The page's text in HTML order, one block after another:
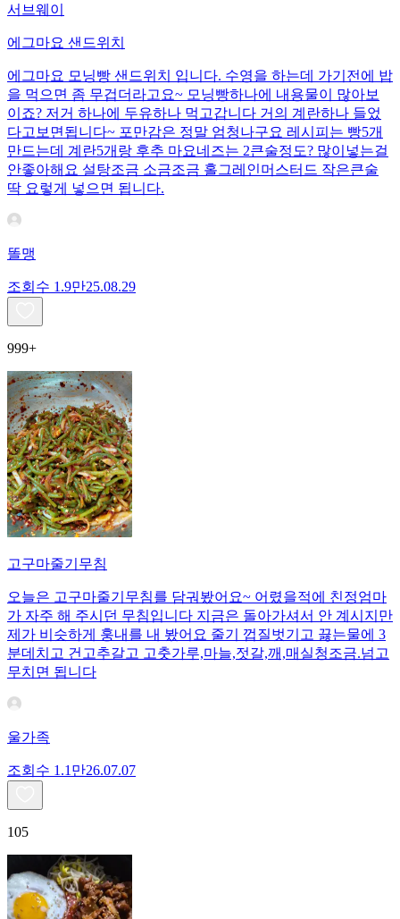
서브웨이
에그마요 샌드위치
에그마요 모닝빵 샌드위치 입니다. 수영을 하는데 가기전에 밥
을 먹으면 좀 무겁더라고요~ 모닝빵하나에 내용물이 많아보
이죠? 저거 하나에 두유하나 먹고갑니다 거의 계란하나 들었
다고보면됩니다~ 포만감은 정말 엄청나구요 레시피는 빵5개
만드는데 계란5개랑 후추 마요네즈는 2큰술정도? 많이넣는걸
안좋아해요 설탕조금 소금조금 홀그레인머스터드 작은큰술
딱 요렇게 넣으면 됩니다.
똘맹
조회수 1.9만25.08.29
999+
고구마줄기무침
오늘은 고구마줄기무침를 담궈봤어요~ 어렸을적에 친정엄마
가 자주 해 주시던 무침입니다 지금은 돌아가셔서 안 계시지만
제가 비슷하게 훙내를 내 봤어요 줄기 껍질벗기고 끓는물에 3
분데치고 건고추갈고 고춧가루,마늘,젓갈,깨,매실청조금.넘고
무치면 됩니다
울가족
조회수 1.1만26.07.07
105